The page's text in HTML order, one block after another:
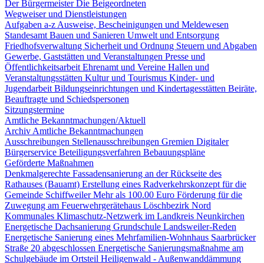
Der BürgermeisterDie Beigeordneten
Wegweiser und Dienstleistungen
Aufgaben a-z Ausweise, Bescheinigungen und Meldewesen
Standesamt Bauen und Sanieren Umwelt und Entsorgung
Friedhofsverwaltung Sicherheit und Ordnung Steuern und Abgaben
Gewerbe, Gaststätten und Veranstaltungen Presse und
Öffentlichkeitsarbeit Ehrenamt und Vereine Hallen und
Veranstaltungsstätten Kultur und Tourismus Kinder- und
Jugendarbeit Bildungseinrichtungen und Kindertagesstätten Beiräte,
Beauftragte und Schiedspersonen
Sitzungstermine
Amtliche Bekanntmachungen/Aktuell
Archiv Amtliche Bekanntmachungen
Ausschreibungen Stellenausschreibungen Gremien Digitaler
Bürgerservice Beteiligungsverfahren Bebauungspläne
Geförderte Maßnahmen
Denkmalgerechte Fassadensanierung an der Rückseite des
Rathauses (Bauamt) Erstellung eines Radverkehrskonzept für die
Gemeinde SchiffweilerMehr als 100.00 Euro Förderung für die
Zuwegung am Feuerwehrgerätehaus Löschbezirk Nord
Kommunales Klimaschutz-Netzwerk im Landkreis Neunkirchen
Energetische Dachsanierung Grundschule Landsweiler-Reden
Energetische Sanierung eines Mehrfamilien-Wohnhaus Saarbrücker
Straße 20 abgeschlossen Energetische Sanierungsmaßnahme am
Schulgebäude im Ortsteil Heiligenwald - Außenwanddämmung